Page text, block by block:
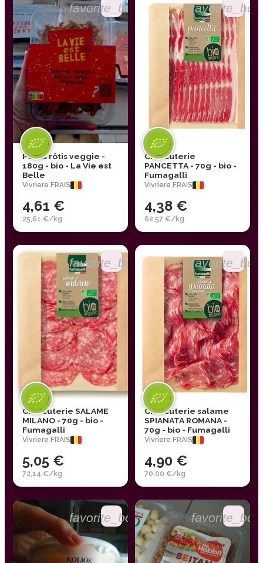
favorite_border
Petits rôtis veggie -
180g - bio - La Vie est
Belle
Vivriere FRAIS
4,61 €
25,61 €/kg
Charcuterie
PANCETTA - 70g - bio -
Fumagalli
Vivriere FRAIS
4,38 €
62,57 €/kg
favorite_border
Charcuterie SALAME
MILANO - 70g - bio -
Fumagalli
Vivriere FRAIS
5,05 €
72,14 €/kg
Charcuterie salame
SPIANATA ROMANA -
70g - bio - Fumagalli
Vivriere FRAIS
4,90 €
70,00 €/kg
favorite_border